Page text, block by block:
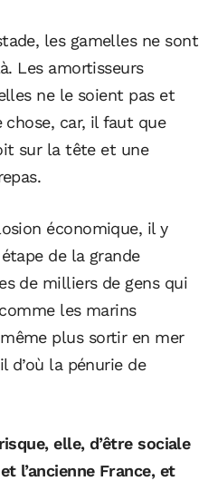
les gamelles ne sont
Les amortisseurs
ne le soient pas et
chose, car, il faut que
sur la tête et une
économique, il y
de la grande
de milliers de gens qui
les marins
plus sortir en mer
d’où la pénurie de
elle, d’être sociale
l’ancienne France, et